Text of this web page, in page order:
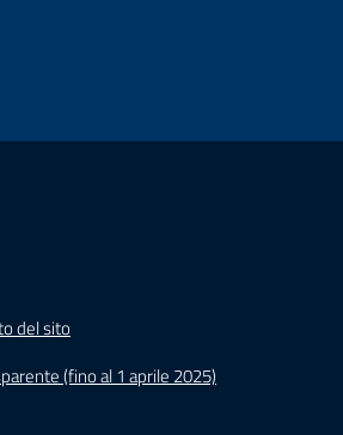
del sito
(fino al 1 aprile 2025)